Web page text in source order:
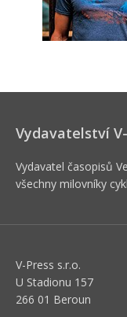
Vydavatelství
Vydavatel časopisů
všechny milovníky
V-Press s.r.o.
U Stadionu 157
266 01 Beroun